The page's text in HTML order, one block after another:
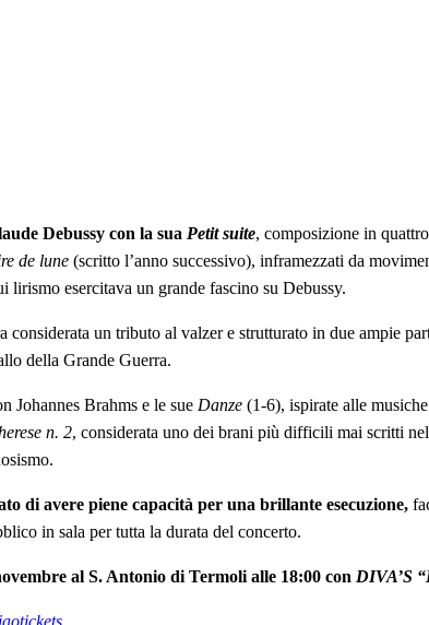
Debussy con la sua Petit suite, composizione in
de lune (scritto l’anno successivo), inframezzati da
esercitava un grande fascino su Debussy.
considerata un tributo al valzer e strutturato in due ampie
della Grande Guerra.
Johannes Brahms e le sue Danze (1-6), ispirate alle
n. 2, considerata uno dei brani più difficili mai scritti
di avere piene capacità per una brillante esecuzione,
in sala per tutta la durata del concerto.
al S. Antonio di Termoli alle 18:00 con DIVA’S